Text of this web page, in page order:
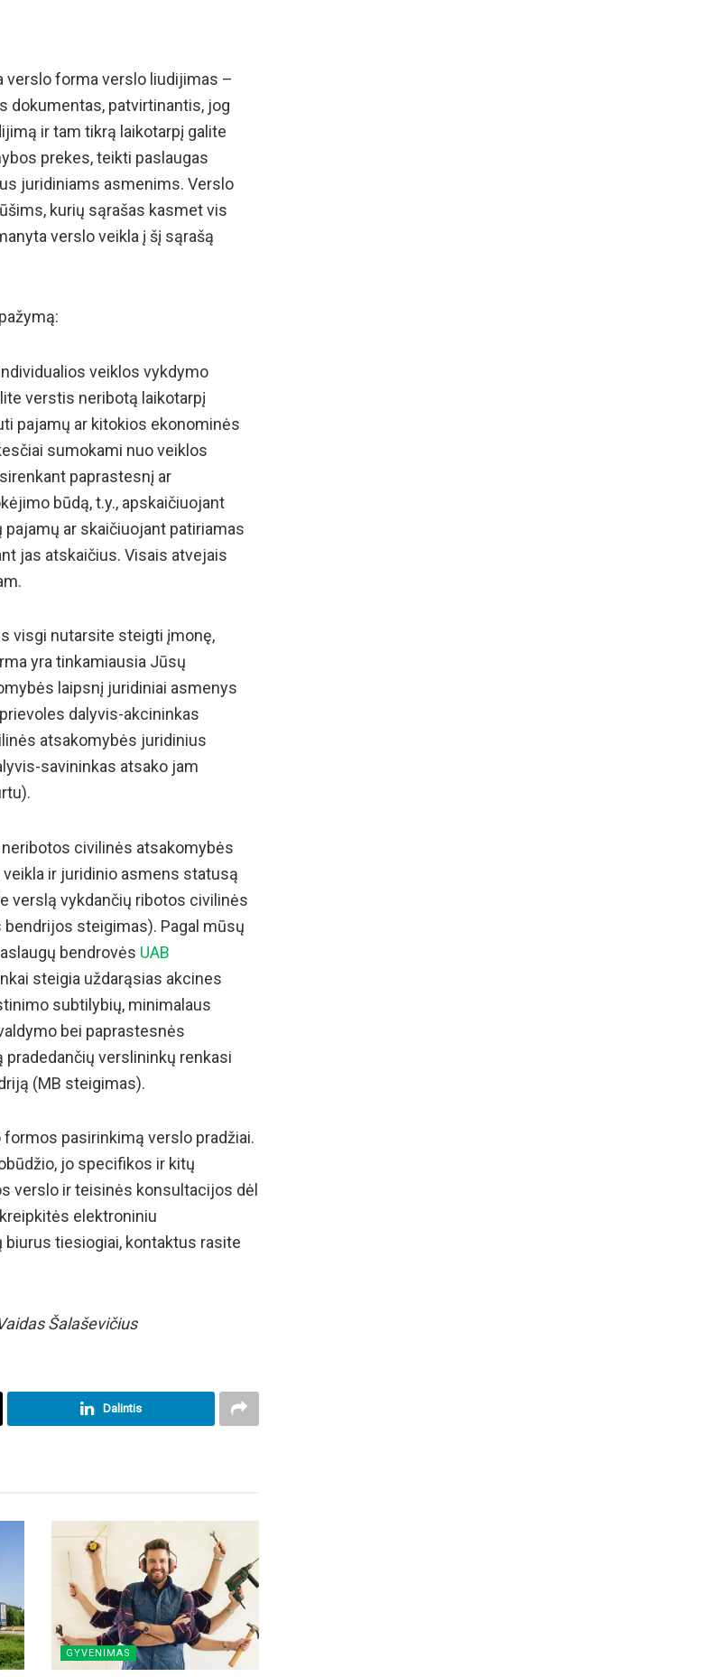
verslo forma verslo liudijimas –
dokumentas, patvirtinantis, jog
ir tam tikrą laikotarpį galite
prekes, teikti paslaugas
juridiniams asmenims. Verslo
kurių sąrašas kasmet vis
verslo veikla į šį sąrašą
veiklos vykdymo
verstis neribotą laikotarpį
pajamų ar kitokios ekonominės
sumokami nuo veiklos
paprastesnį ar
būdą, t.y., apskaičiuojant
ar skaičiuojant patiriamas
jas atskaičius. Visais atvejais
visgi nutarsite steigti įmonę,
yra tinkamiausia Jūsų
laipsnį juridiniai asmenys
dalyvis-akcininkas
atsakomybės juridinius
savininkas atsako jam
civilinės atsakomybės
ir juridinio asmens statusą
verslą vykdančių ribotos civilinės
steigimas). Pagal mūsų
bendrovės UAB
steigia uždarąsias akcines
subtilybių, minimalaus
bei paprastesnės
verslininkų renkasi
(MB steigimas).
pasirinkimą verslo pradžiai.
jo specifikos ir kitų
verslo ir teisinės konsultacijos dėl
elektroniniu
biurus tiesiogiai, kontaktus rasite
Šalaševičius
Dalintis
GYVENIMAS